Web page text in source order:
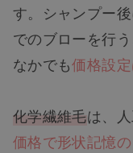
す。シャンプー
でのブローを行
なかでも価格設
化学繊維毛は、
価格で形状記憶